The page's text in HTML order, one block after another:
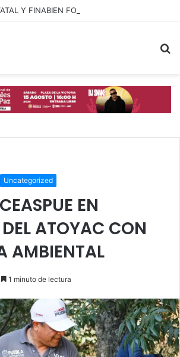
Uncategorized
EN
ATOYAC CON
AMBIENTAL
1 minuto de lectura